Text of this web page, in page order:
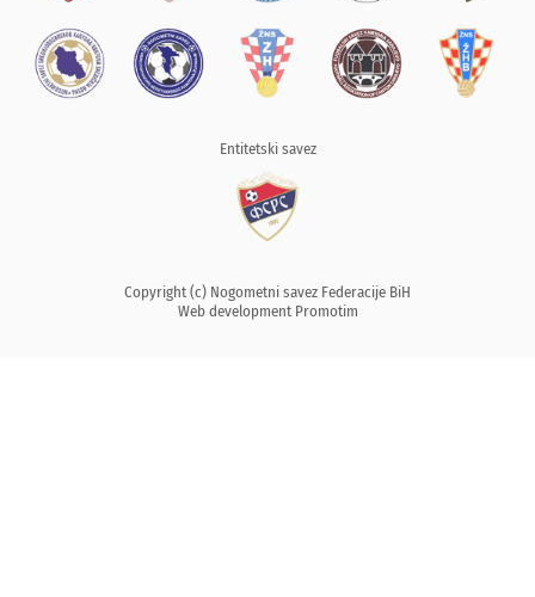
Entitetski savez
Copyright (c) Nogometni savez Federacije BiH
Web development Promotim